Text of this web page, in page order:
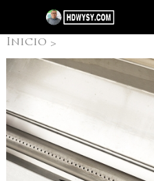
Inicio >